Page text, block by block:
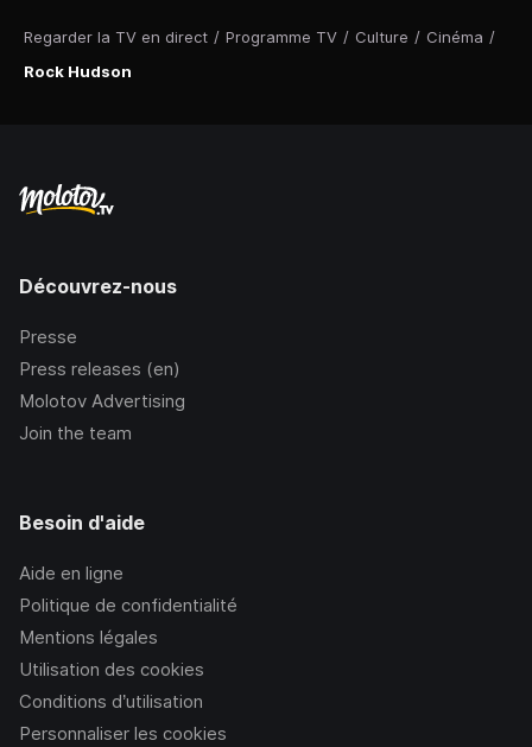
Regarder la TV en direct / Programme TV / Culture / Cinéma /
Rock Hudson
Découvrez-nous
Presse
Press releases (en)
Molotov Advertising
Join the team
Besoin d'aide
Aide en ligne
Politique de confidentialité
Mentions légales
Utilisation des cookies
Conditions d’utilisation
Personnaliser les cookies